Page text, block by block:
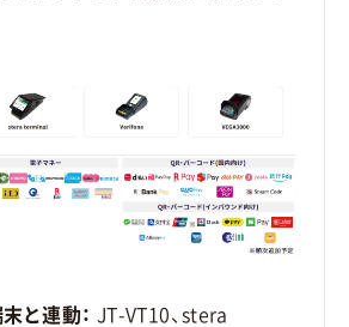
と連動： JT-VT10、stera